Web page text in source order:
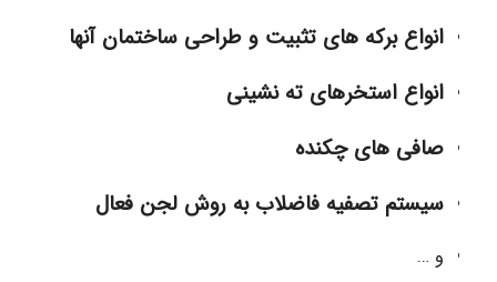
انواع برکه های تثبیت و طراحی ساختمان آنها
انواع استخرهای ته نشینی
صافی های چکنده
سیستم تصفیه فاضلاب به روش لجن فعال
و …